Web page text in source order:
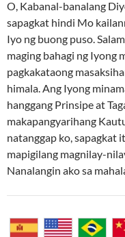
O, Kabanal-banalang
sapagkat hindi Mo
Iyo ng buong puso.
maging bahagi ng Iyong
pagkakataong
himala. Ang Iyong
hanggang Prinsipe at
makapangyarihang
natanggap ko, sapagkat
mapigilang magnilay-
Nanalangin ako sa